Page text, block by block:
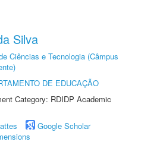
Silva
Ciências e Tecnologia (Câmpus
DE EDUCAÇÃO
Category: RDIDP Academic
Google Scholar